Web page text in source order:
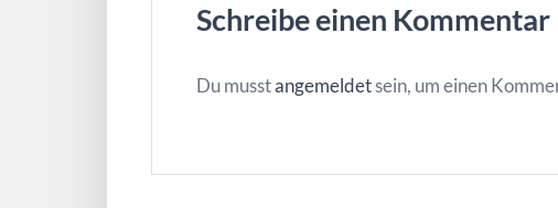
Schreibe einen Kommentar
Du musstangemeldetsein, um einen